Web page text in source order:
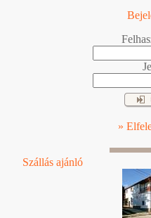
»
Szállás ajánló